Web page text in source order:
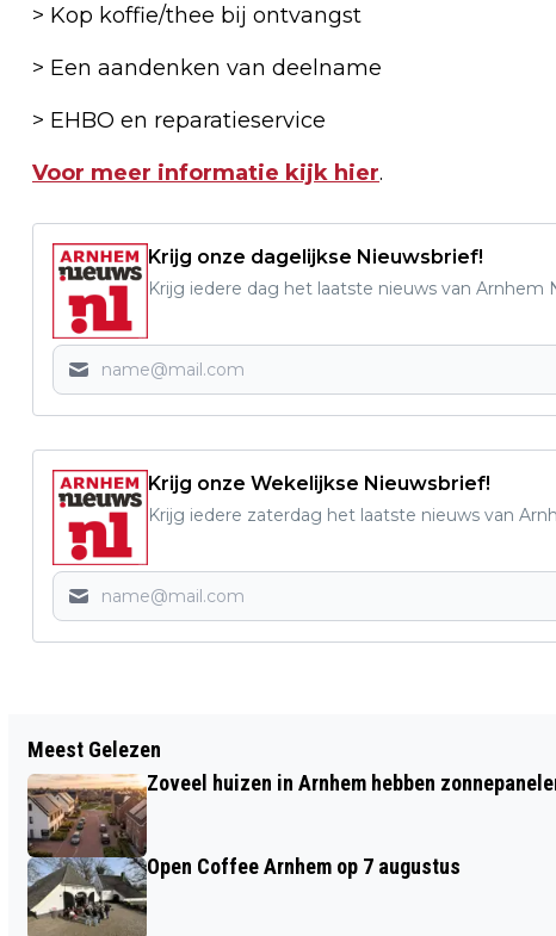
> Kop koffie/thee bij ontvangst
> Een aandenken van deelname
> EHBO en reparatieservice
Voor meer informatie kijk hier.
Krijg onze dagelijkse Nieuwsbrief!
Krijg iedere dag het laatste nieuws van Arnhem
Krijg onze Wekelijkse Nieuwsbrief!
Krijg iedere zaterdag het laatste nieuws van
SALSACURSUS VOOR MENSEN MET EEN
VISUELE BEPERKING IN ROZET
Meest Gelezen
Zoveel huizen in Arnhem hebben
Open Coffee Arnhem op 7 augustus